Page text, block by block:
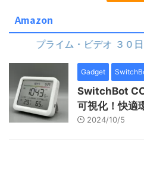
Amazon
イム・ビデオ ３０日間無料体
Gadget
SwitchBot
可視化！快適
2024/10/5